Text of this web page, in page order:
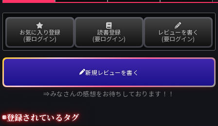
お気に入り登録
(要ログイン)
読書登録
(要ログイン)
レビューを書く
(要ログイン)
新規レビューを書く
⇒みなさんの感想をお待ちしております！！
登録されているタグ